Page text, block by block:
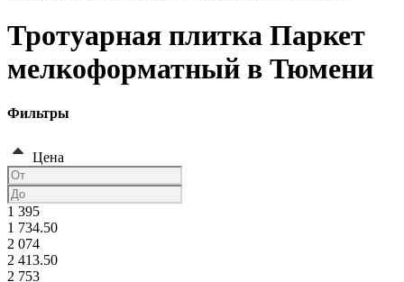
Тротуарная плитка Паркет
мелкоформатный в Тюмени
Фильтры
Цена
1 395
1 734.50
2 074
2 413.50
2 753